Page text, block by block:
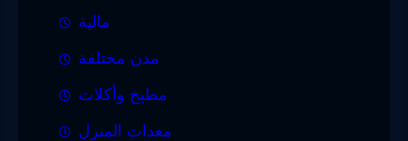
مالية
مدن مختلفة
مطبخ وأكلات
معدات المنزل